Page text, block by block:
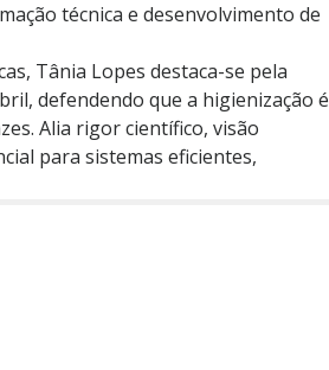
técnica e desenvolvimento de
Tânia Lopes destaca-se pela
defendendo que a higienização é
Alia rigor científico, visão
para sistemas eficientes,